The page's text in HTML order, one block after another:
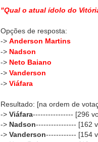
"Qual o atual ídolo do
Opções de resposta:
-> Anderson Martins
-> Nadson
-> Neto Baiano
-> Vanderson
-> Viáfara
Resultado: [na ordem de
-> Viáfara---------------- [296
-> Nadson---------------- [162
-> Vanderson------------ [154